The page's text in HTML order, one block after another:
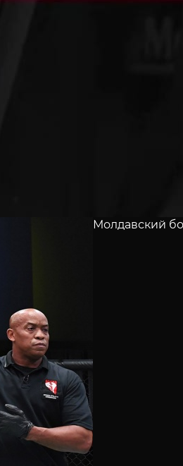
Молдавский